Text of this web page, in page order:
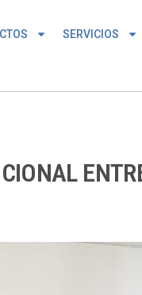
SERVICIOS